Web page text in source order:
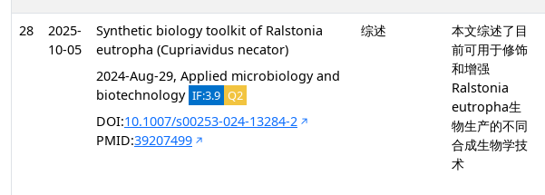
28
2025-
10-05
Synthetic biology toolkit of Ralstonia
eutropha (Cupriavidus necator)
2024-Aug-29, Applied microbiology and
biotechnology IF:3.9 Q2
DOI:10.1007/s00253-024-13284-2
PMID:39207499
综述
本文综述了目
前可用于修饰
和增强
Ralstonia
eutropha生
物生产的不同
合成生物学技
术